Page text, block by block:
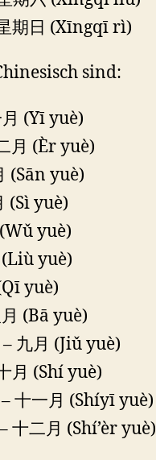
期日 (Xīngqī rì)
sind:
(Yī yuè)
月 (Èr yuè)
(Sān yuè)
(Sì yuè)
yuè)
yuè)
yuè)
(Bā yuè)
九月 (Jiǔ yuè)
月 (Shí yuè)
十一月 (Shíyī yuè)
十二月 (Shí’èr yuè)